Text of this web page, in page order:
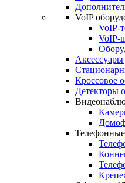
VoIP
VoIP-
VoIP-
Аксессуары
Кроссовое
Детекторы